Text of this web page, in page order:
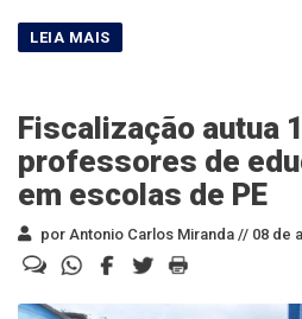
Fiscalização autua
professores de
em escolas de PE
por Antonio Carlos Miranda // 08 de